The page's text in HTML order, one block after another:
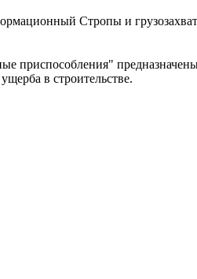
Стропы и
предназначены
в строительстве.